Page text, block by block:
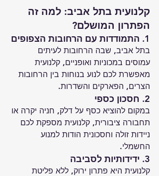
קלנועית בתל אביב: למה זה
הפתרון המושלם?
1. התמודדות עם הרחובות הצפופים
בתל אביב, שבה הרחובות לעיתים
עמוסים במכוניות ואופניים, קלנועית
מאפשרת לכם לנוע בנוחות בין הרחובות
הצרים, הפארקים והשדרות.
2. חסכון כספי
במקום להוציא כסף על דלק, חניה יקרה או
תחבורה ציבורית, קלנועית מספקת לכם
ניידות זולה וחסכונית הודות למנוע
החשמלי.
3. ידידותיות לסביבה
קלנועית היא פתרון ירוק, ללא פליטת